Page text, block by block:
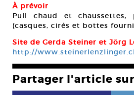
À prévoir
Pull chaud et chaussettes,
(casques, cirés et bottes
Site de Gerda Steiner et Jörg
http://
Partager l'article